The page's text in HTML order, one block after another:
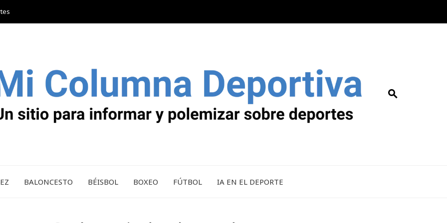
BALONCESTO BÉISBOL BOXEO FÚTBOL IA EN EL DEPORTE